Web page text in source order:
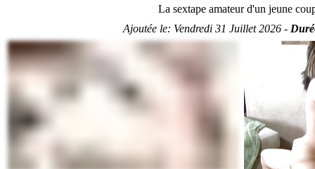
La sextape amateur d'un jeune
Ajoutée le: Vendredi 31 Juillet 2026 -